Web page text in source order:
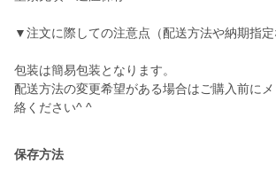
▼注文に際しての注意点（配送方法や納期指定
包装は簡易包装となります。
配送方法の変更希望がある場合はご購入前に
絡ください^ ^
保存方法